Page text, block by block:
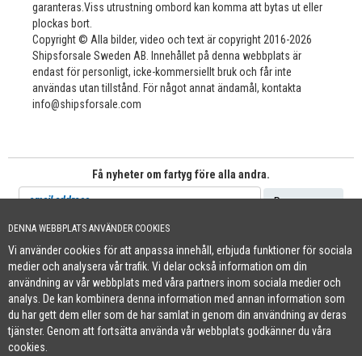
DENNA WEBBPLATS ANVÄNDER COOKIES
Vi använder cookies för att anpassa innehåll, erbjuda funktioner för sociala
medier och analysera vår trafik. Vi delar också information om din
användning av vår webbplats med våra partners inom sociala medier och
analys. De kan kombinera denna information med annan information som
du har gett dem eller som de har samlat in genom din användning av deras
tjänster. Genom att fortsätta använda vår webbplats godkänner du våra
cookies.
garanteras.Viss utrustning ombord kan komma att bytas ut eller
plockas bort.
Copyright © Alla bilder, video och text är copyright 2016-2026
Shipsforsale Sweden AB. Innehållet på denna webbplats är
endast för personligt, icke-kommersiellt bruk och får inte
användas utan tillstånd. För något annat ändamål, kontakta
info@shipsforsale.com
Få nyheter om fartyg före alla andra.
Cookie Policy
+46 (0)8-641 96 71|INFO@SHIPSFORSALE.COM|WWW.SHIPSFORSALE.COM
JOHAN@SHIPSFORSALE.COM |PATRIK@SHIPSFORSALE.COM